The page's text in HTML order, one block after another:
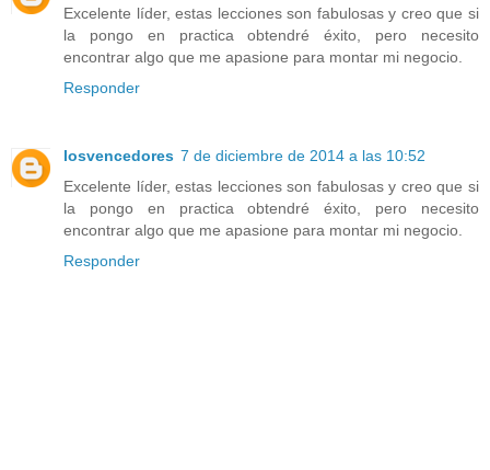
Excelente líder, estas lecciones son fabulosas y creo que si
la pongo en practica obtendré éxito, pero necesito
encontrar algo que me apasione para montar mi negocio.
Responder
losvencedores 7 de diciembre de 2014 a las 10:52
Excelente líder, estas lecciones son fabulosas y creo que si
la pongo en practica obtendré éxito, pero necesito
encontrar algo que me apasione para montar mi negocio.
Responder